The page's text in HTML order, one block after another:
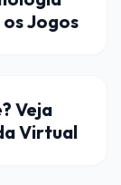
os Jogos
Veja
Virtual